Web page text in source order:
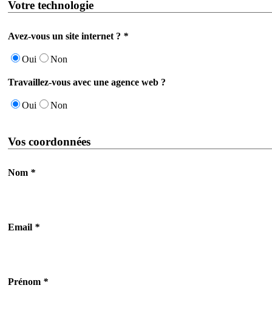
Votre technologie
Avez-vous un site internet ? *
Oui Non
Travaillez-vous avec une agence web ?
Oui Non
Vos coordonnées
Nom *
Email *
Prénom *